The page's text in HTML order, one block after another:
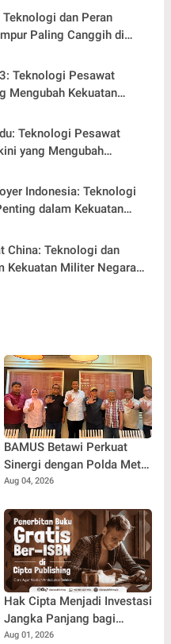
Teknologi dan Peran
Paling Canggih di
Teknologi Pesawat
Mengubah Kekuatan
Indonesia
Teknologi Pesawat
yang Mengubah
China
Indonesia: Teknologi
dalam Kekuatan
China: Teknologi dan
Kekuatan Militer Negara
BAMUS Betawi Perkuat
Sinergi dengan Polda Metro
Jaya, Tegaskan Komitmen
Damai, dan Kondusif Jelang
HUT ke-81 Republik
Indonesia
Aug 04, 2026
Hak Cipta Menjadi Investasi
Jangka Panjang bagi
Penulis Buku
Aug 01, 2026